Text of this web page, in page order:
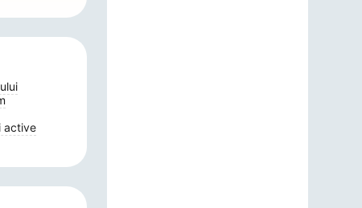
active